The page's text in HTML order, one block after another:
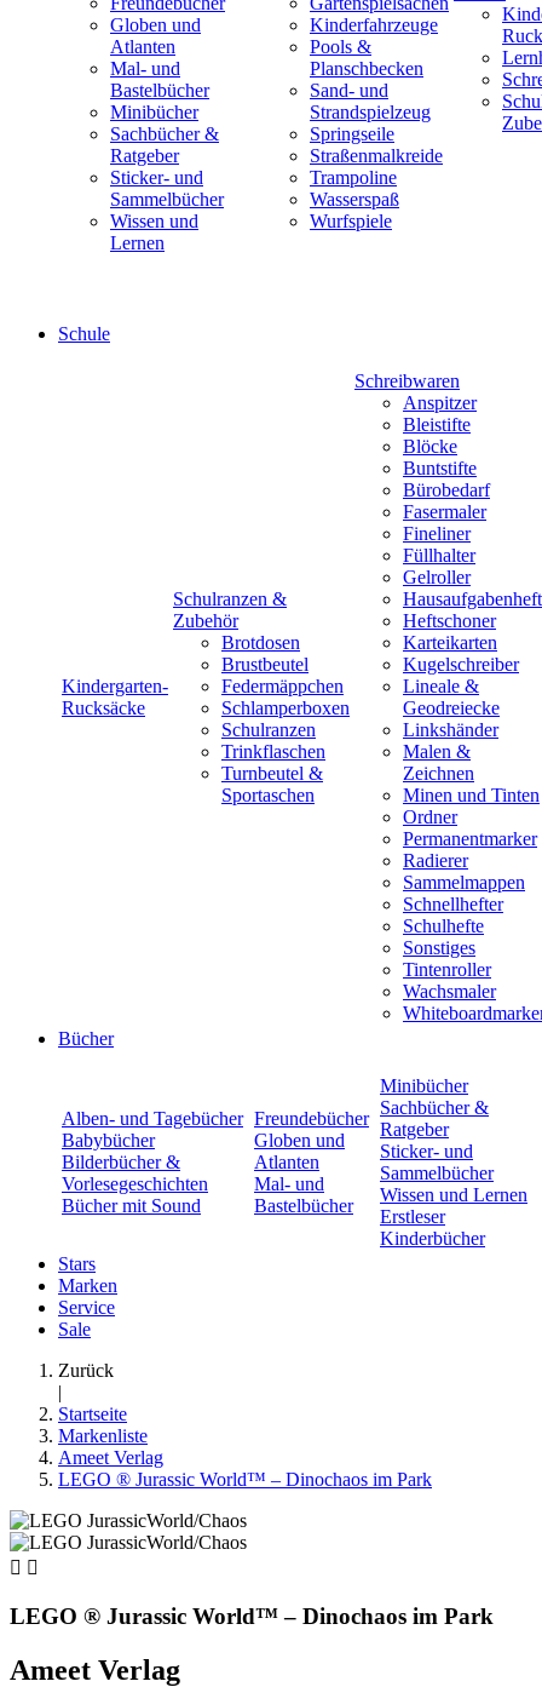
Globen und
Atlanten
Mal- und
Bastelbücher
Minibücher
Sachbücher &
Ratgeber
Sticker- und
Sammelbücher
Wissen und
Lernen
Kinderfahrzeuge
Pools &
Planschbecken
Sand- und
Strandspielzeug
Springseile
Straßenmalkreide
Trampoline
Wasserspaß
Wurfspiele
Schule
Kindergarten-
Rucksäcke
Schulranzen &
Zubehör
Brotdosen
Brustbeutel
Federmäppchen
Schlamperboxen
Schulranzen
Trinkflaschen
Turnbeutel &
Sportaschen
Schreibwaren
Anspitzer
Bleistifte
Blöcke
Buntstifte
Bürobedarf
Fasermaler
Fineliner
Füllhalter
Gelroller
Hausaufgabenheft
Heftschoner
Karteikarten
Kugelschreiber
Lineale &
Geodreiecke
Linkshänder
Malen &
Zeichnen
Minen und Tinten
Ordner
Permanentmarker
Radierer
Sammelmappen
Schnellhefter
Schulhefte
Sonstiges
Tintenroller
Wachsmaler
Bücher
Alben- und Tagebücher
Babybücher
Bilderbücher &
Vorlesegeschichten
Bücher mit Sound
Freundebücher
Globen und
Atlanten
Mal- und
Bastelbücher
Minibücher
Sachbücher &
Ratgeber
Sticker- und
Sammelbücher
Wissen und Lernen
Erstleser
Kinderbücher
Stars
Marken
Service
Sale
Zurück
|
Startseite
Markenliste
Ameet Verlag
LEGO ® Jurassic World™ – Dinochaos im Park
 
LEGO ® Jurassic World™ – Dinochaos im Park
Ameet Verlag